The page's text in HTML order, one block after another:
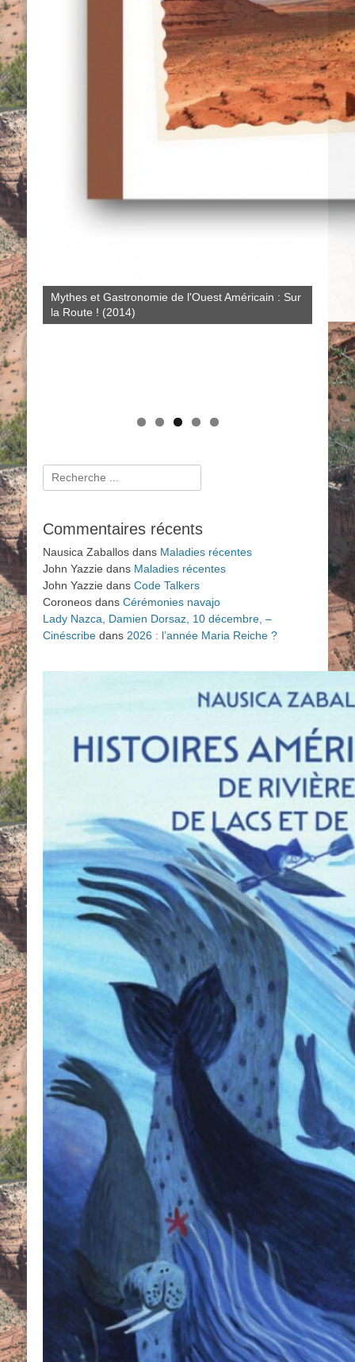
Contes navajo du grand-père Benally
Mythes et Gastronomie de l'Ouest Américain : Sur
la Route ! (2014)
Crimes et Procès Sensationnels à LA : au-delà du
Dahlia Noir (2011)
scientifiques de 1950 à nos jours (2009)
Rechercher :
Commentaires récents
Nausica Zaballos dans Maladies récentes
John Yazzie dans Maladies récentes
John Yazzie dans Code Talkers
Coroneos dans Cérémonies navajo
Lady Nazca, Damien Dorsaz, 10 décembre, –
Cinéscribe dans 2026 : l’année Maria Reiche ?